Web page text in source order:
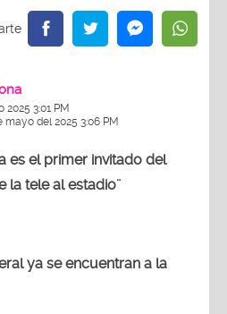
3:01 PM
del 2025 3:06 PM
es el primer invitado del
la tele al estadio¨
ya se encuentran a la